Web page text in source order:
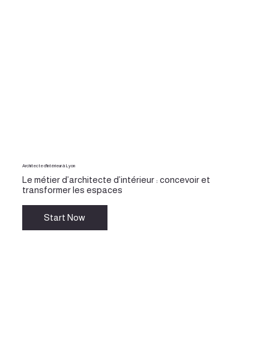
Architecte d'intérieur à Lyon
Le métier d’architecte d’intérieur : concevoir et
transformer les espaces
Start Now